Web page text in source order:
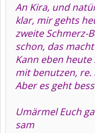
An Kira, und
klar, mir gehts
zweite Schmerz-
schon, das
Kann eben
mit benutzen,
Aber es geht
Umärmel Euch
sam